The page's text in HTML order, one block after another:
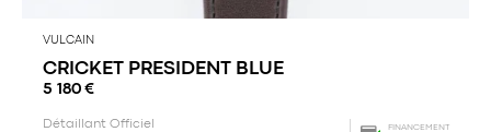
VULCAIN
CRICKET PRESIDENT BLUE
5 180 €
Détaillant Officiel
FINANCEMENT